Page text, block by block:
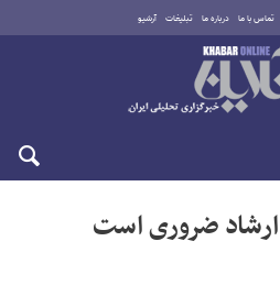
تماس با ما درباره ما تبلیغات آرشیو
ضروری است